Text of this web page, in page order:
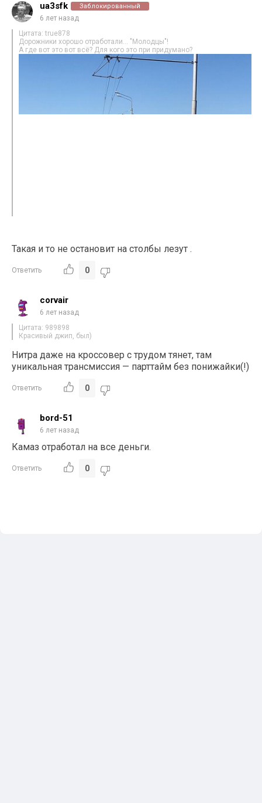
ua3sfk Заблокированный
6 лет назад
Цитата: true878
Дорожники хорошо отработали… "Молодцы"!
А где вот это вот всё? Для кого это при придумано?
Такая и то не остановит на столбы лезут .
Ответить 0
corvair
6 лет назад
Цитата: 989898
Красивый джип, был)
Нитра даже на кроссовер с трудом тянет, там
уникальная трансмиссия — парттайм без понижайки(!)
Ответить 0
bord-51
6 лет назад
Камаз отработал на все деньги.
Ответить 0